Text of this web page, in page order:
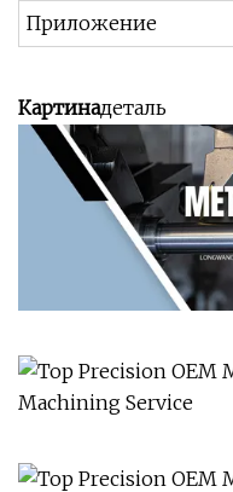
Приложение
Картинадеталь